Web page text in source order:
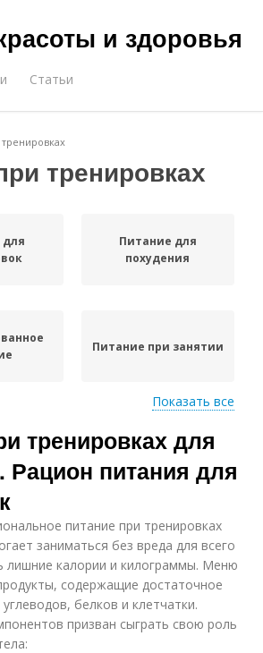
и здоровья
Статьи
тренировках
Питание для
похудения
Питание при занятии
при
Питание для набора
время
Тренировки для
сжигания
Питание до и
Показать все
тренировках для
Рацион питания для
питание при тренировках
заниматься без вреда для всего
лишние калории и килограммы. Меню
содержащие достаточное
белков и клетчатки.
призван сыграть свою роль